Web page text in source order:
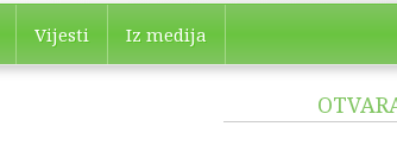
Vijesti Iz medija